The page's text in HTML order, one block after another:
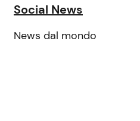
Social News
News dal mondo